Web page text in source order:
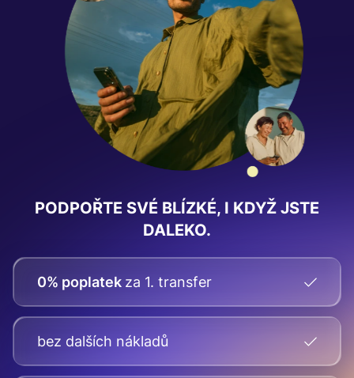
PODPOŘTE SVÉ BLÍZKÉ, I KDYŽ JSTE
DALEKO.
0% poplatek za 1. transfer
bez dalších nákladů